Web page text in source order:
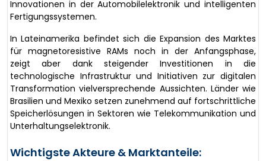
Innovationen in der Automobilelektronik und intelligenten
Fertigungssystemen.
In Lateinamerika befindet sich die Expansion des Marktes
für magnetoresistive RAMs noch in der Anfangsphase,
zeigt aber dank steigender Investitionen in die
technologische Infrastruktur und Initiativen zur digitalen
Transformation vielversprechende Aussichten. Länder wie
Brasilien und Mexiko setzen zunehmend auf fortschrittliche
Speicherlösungen in Sektoren wie Telekommunikation und
Unterhaltungselektronik.
Wichtigste Akteure & Marktanteile: